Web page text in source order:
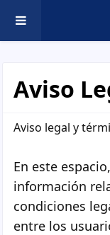
Aviso
Aviso legal y
En este
información
condiciones
entre los